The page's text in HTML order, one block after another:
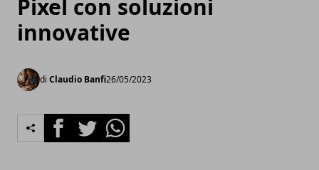
Pixel con soluzioni
innovative
di Claudio Banfi26/05/2023
FacebookTwitterWhatsapp